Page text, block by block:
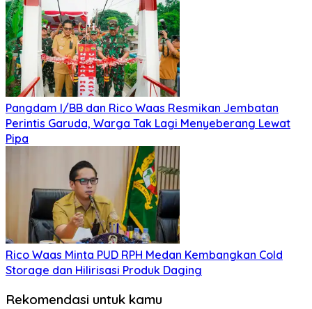
Pangdam I/BB dan Rico Waas Resmikan Jembatan
Perintis Garuda, Warga Tak Lagi Menyeberang Lewat
Pipa
Rico Waas Minta PUD RPH Medan Kembangkan Cold
Storage dan Hilirisasi Produk Daging
Rekomendasi untuk kamu